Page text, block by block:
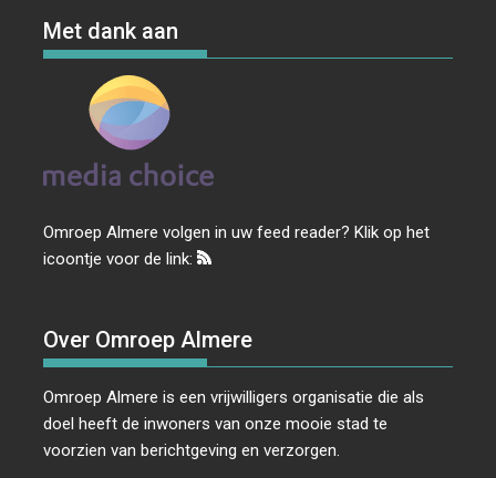
Met dank aan
Omroep Almere volgen in uw feed reader? Klik op het
icoontje voor de link:
Over Omroep Almere
Omroep Almere is een vrijwilligers organisatie die als
doel heeft de inwoners van onze mooie stad te
voorzien van berichtgeving en verzorgen.